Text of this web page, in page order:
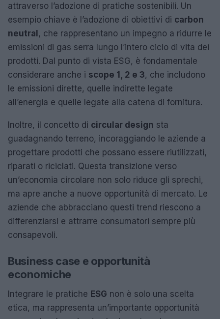
attraverso l’adozione di pratiche sostenibili. Un
esempio chiave è l’adozione di obiettivi di carbon
neutral, che rappresentano un impegno a ridurre le
emissioni di gas serra lungo l’intero ciclo di vita dei
prodotti. Dal punto di vista ESG, è fondamentale
considerare anche i scope 1, 2 e 3, che includono
le emissioni dirette, quelle indirette legate
all’energia e quelle legate alla catena di fornitura.
Inoltre, il concetto di circular design sta
guadagnando terreno, incoraggiando le aziende a
progettare prodotti che possano essere riutilizzati,
riparati o riciclati. Questa transizione verso
un’economia circolare non solo riduce gli sprechi,
ma apre anche a nuove opportunità di mercato. Le
aziende che abbracciano questi trend riescono a
differenziarsi e attrarre consumatori sempre più
consapevoli.
Business case e opportunità
economiche
Integrare le pratiche ESG non è solo una scelta
etica, ma rappresenta un’importante opportunità